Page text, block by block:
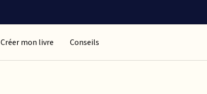
Créer mon livre Conseils